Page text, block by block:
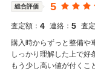
総合評価 5
査定額： 4 連絡： 5 査
購入時からずっと整備や
しっかり理解した上で好
もう少し高い値が付くこ